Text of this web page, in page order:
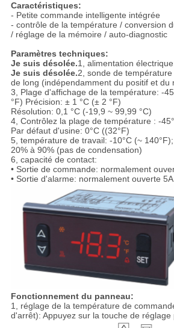
Caractéristiques:
- Petite commande intelligente intégrée
- contrôle de la température / conversion
/ réglage de la mémoire / auto-diagnostic
Paramètres techniques:
Je suis désolée.1, alimentation
Je suis désolée.2, sonde de
de long (indépendamment du positif et du
3, Plage d'affichage de la température: -
°F) Précision: ± 1 °C (± 2 °F)
Résolution: 0,1 °C (-19,9 ~ 99,99 °C)
4, Contrôlez la plage de température : -
Par défaut d'usine: 0°C ((32°F)
5, température de travail: -10°C (~
20% à 90% (pas de condensation)
6, capacité de contact:
• Sortie de commande: normalement
• Sortie d'alarme: normalement ouverte
Fonctionnement du panneau:
1, réglage de la température de
d'arrêt): Appuyez sur la touche de réglage